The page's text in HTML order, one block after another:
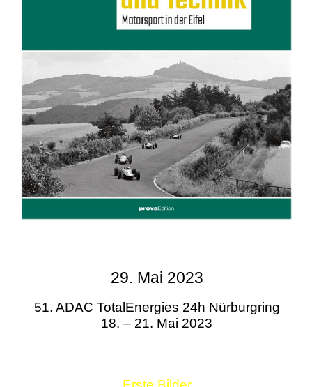
29. Mai 2023
51. ADAC TotalEnergies 24h Nürburgring
18. – 21. Mai 2023